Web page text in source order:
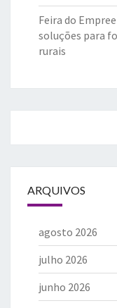
Feira do
soluções para
rurais
ARQUIVOS
agosto 2026
julho 2026
junho 2026